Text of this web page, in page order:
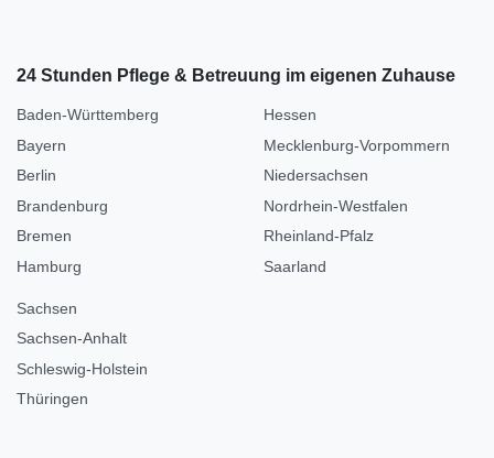
24 Stunden Pflege & Betreuung im eigenen Zuhause
Baden-Württemberg
Bayern
Berlin
Brandenburg
Bremen
Hamburg
Hessen
Mecklenburg-Vorpommern
Niedersachsen
Nordrhein-Westfalen
Rheinland-Pfalz
Saarland
Sachsen
Sachsen-Anhalt
Schleswig-Holstein
Thüringen